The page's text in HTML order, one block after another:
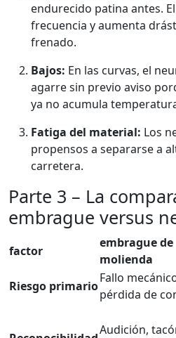
endurecido patina antes.
frecuencia y aumenta
frenado.
Bajos: En las curvas, el
agarre sin previo aviso
ya no acumula
Fatiga del material: Los
propensos a separarse a
carretera.
Parte 3 – La
embrague versus
factor
embrague de
molienda
Riesgo primario
Fallo
pérdida de
Audición,